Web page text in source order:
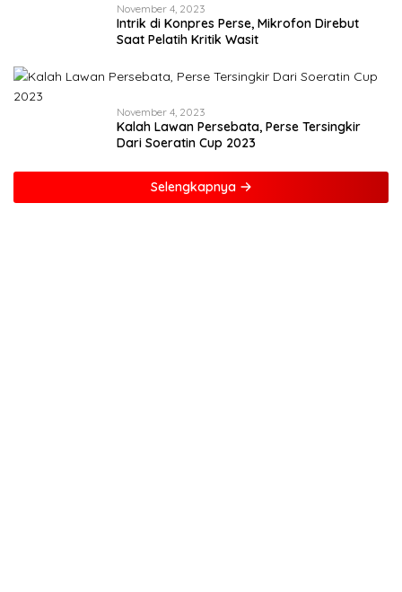
November 4, 2023
Intrik di Konpres Perse, Mikrofon Direbut
Saat Pelatih Kritik Wasit
November 4, 2023
Kalah Lawan Persebata, Perse Tersingkir
Dari Soeratin Cup 2023
Selengkapnya